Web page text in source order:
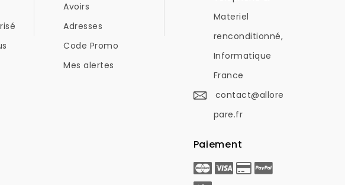
Avoirs
Adresses
Code Promo
Mes alertes
Materiel
renconditionné,
Informatique
France
contact@allore
pare.fr
Paiement